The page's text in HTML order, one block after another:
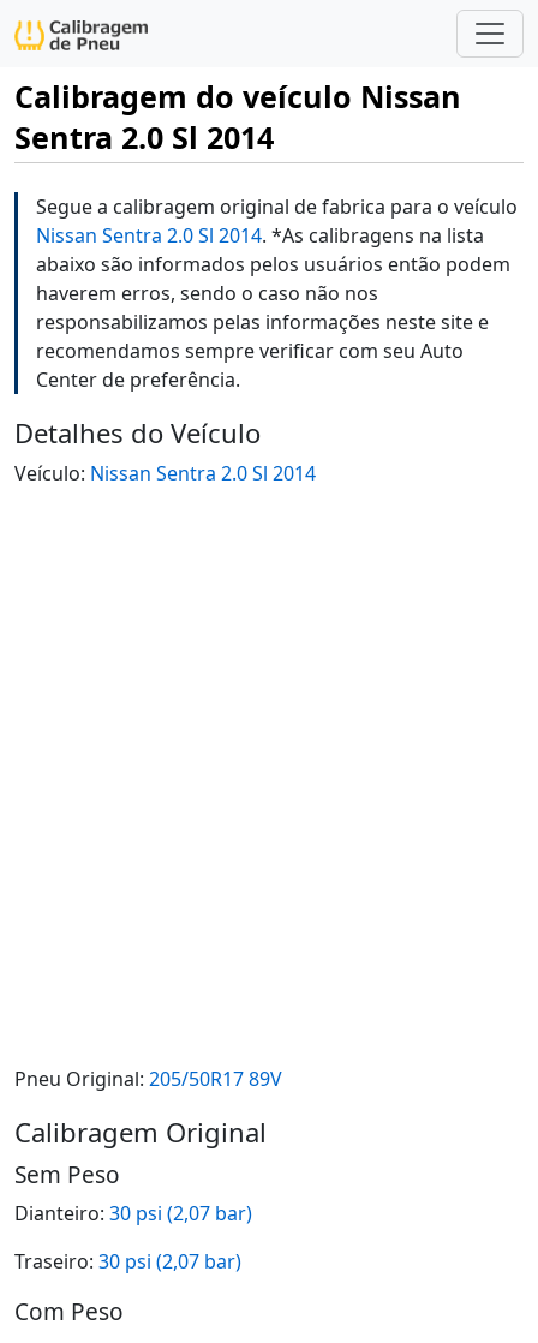
Calibragem do veículo Nissan
Sentra 2.0 Sl 2014
Segue a calibragem original de fabrica para o veículo
Nissan Sentra 2.0 Sl 2014. *As calibragens na lista
abaixo são informados pelos usuários então podem
haverem erros, sendo o caso não nos
responsabilizamos pelas informações neste site e
recomendamos sempre verificar com seu Auto
Center de preferência.
Detalhes do Veículo
Veículo: Nissan Sentra 2.0 Sl 2014
Pneu Original: 205/50R17 89V
Calibragem Original
Sem Peso
Dianteiro: 30 psi (2,07 bar)
Traseiro: 30 psi (2,07 bar)
Com Peso